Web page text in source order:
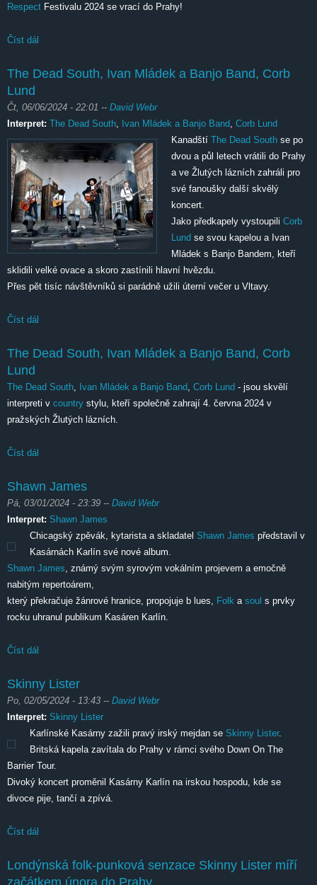
Respect Festivalu 2024 se vrací do Prahy!
Číst dál
The Dead South, Ivan Mládek a Banjo Band, Corb
Lund
Čt, 06/06/2024 - 22:01 -- David Webr
Interpret: The Dead South Ivan Mládek a Banjo Band Corb Lund
Kanadští The Dead South se po
dvou a půl letech vrátili do Prahy
a ve Žlutých lázních zahráli pro
své fanoušky další skvělý
koncert.
Jako předkapely vystoupili Corb
Lund se svou kapelou a Ivan
Mládek s Banjo Bandem, kteří
sklidili velké ovace a skoro zastínili hlavní hvězdu.
Přes pět tisíc návštěvníků si parádně užili úterní večer u Vltavy.
Číst dál
The Dead South, Ivan Mládek a Banjo Band, Corb
Lund
The Dead South Ivan Mládek a Banjo Band Corb Lund - jsou skvělí
interpreti v country stylu, kteří společně zahrají 4. června 2024 v
pražských Žlutých lázních.
Číst dál
Shawn James
Pá, 03/01/2024 - 23:39 -- David Webr
Interpret: Shawn James
Chicagský zpěvák, kytarista a skladatel Shawn James představil v
Kasárnách Karlín své nové album.
Shawn James , známý svým syrovým vokálním projevem a emočně
nabitým repertoárem,
který překračuje žánrové hranice, propojuje b lues, Folk a soul s prvky
rocku uhranul publikum Kasáren Karlín.
Číst dál
Skinny Lister
Po, 02/05/2024 - 13:43 -- David Webr
Interpret: Skinny Lister
Karlínské Kasárny zažili pravý irský mejdan se Skinny Lister.
Britská kapela zavítala do Prahy v rámci svého Down On The
Barrier Tour.
Divoký koncert proměnil Kasárny Karlín na irskou hospodu, kde se
divoce pije, tančí a zpívá.
Číst dál
Londýnská folk-punková senzace Skinny Lister míří
začátkem února do Prahy